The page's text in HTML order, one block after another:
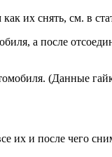
их снять, см. в
а после
(Данные
их и после чего